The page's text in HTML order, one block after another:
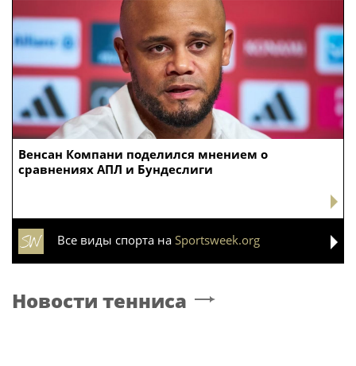
Венсан Компани поделился мнением о
сравнениях АПЛ и Бундеслиги
Все виды спорта на Sportsweek.org
Новости тенниса